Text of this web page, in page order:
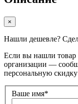
×
Нашли дешевле?
Если вы нашли товар
организации —
персональную
Ваше имя*